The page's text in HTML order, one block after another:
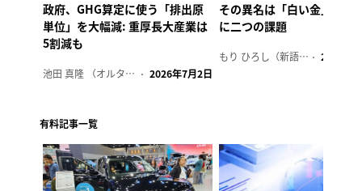
政府、GHG算定に使う「排出原
単位」を大幅減: 重厚長大産業は
5割減も
池田 真隆 （オルタナ輪番編集長） 2026年7月2日
その異名は「白い金」、リ
に二つの課題
もり ひろし（新語ウォッチャー） 2023年7
有料記事一覧